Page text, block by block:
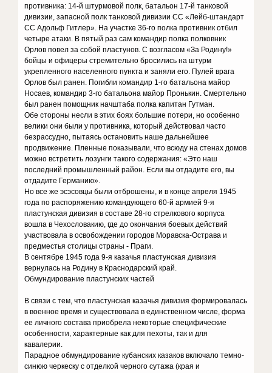
противника: 14-й штурмовой полк, батальон 17-й танковой
дивизии, запасной полк танковой дивизии СС «Лейб-штандарт
СС Адольф Гитлер». На участке 36-го полка противник отбил
четыре атаки. В пятый раз сам командир полка полковник
Орлов повел за собой пластунов. С возгласом «За Родину!»
бойцы и офицеры стремительно бросились на штурм
укрепленного населенного пункта и заняли его. Пулей врага
Орлов был ранен. Погибли командир 1-го батальона майор
Носаев, командир 3-го батальона майор Пронькин. Смертельно
был ранен помощник начштаба полка капитан Гутман.
Обе стороны несли в этих боях большие потери, но особенно
велики они были у противника, который действовал часто
безрассудно, пытаясь остановить наше дальнейшее
продвижение. Пленные показывали, что всюду на стенах домов
можно встретить лозунги такого содержания: «Это наш
последний промышленный район. Если вы отдадите его, вы
отдадите Германию».
Но все же эсэсовцы были отброшены, и в конце апреля 1945
года по распоряжению командующего 60-й армией 9-я
пластунская дивизия в составе 28-го стрелкового корпуса
вошла в Чехословакию, где до окончания боевых действий
участвовала в освобождении городов Моравска-Острава и
предместья столицы страны - Праги.
В сентябре 1945 года 9-я казачья пластунская дивизия
вернулась на Родину в Краснодарский край.
Обмундирование пластунских частей
В связи с тем, что пластунская казачья дивизия формировалась
в военное время и существовала в единственном числе, форма
ее личного состава приобрела некоторые специфические
особенности, характерные как для пехоты, так и для
кавалерии.
Парадное обмундирование кубанских казаков включало темно-
синюю черкеску с отделкой черного сутажа (края и